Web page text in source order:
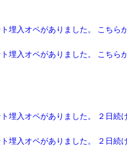
埋入オペがありました。 こち
埋入オペがありました。 こち
埋入オペがありました。 ２日
埋入オペがありました。 ２日